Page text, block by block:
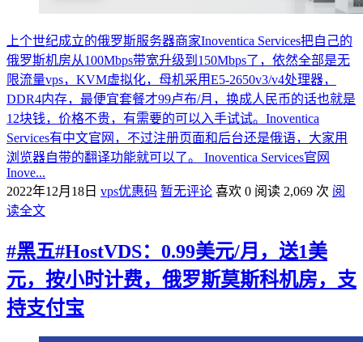
上个世纪成立的俄罗斯服务器商家Inoventica Services把自己的
俄罗斯机房从100Mbps带宽升级到150Mbps了，依然全部是无
限流量vps，KVM虚拟化，母机采用E5-2650v3/v4处理器，
DDR4内存，最便宜套餐才99卢布/月，换成人民币的话也就是
12块钱，价格不贵，有需要的可以入手试试。Inoventica
Services有中文官网，不过注册页面和后台还是俄语，大家用
浏览器自带的翻译功能就可以了。 Inoventica Services官网
Inove...
2022年12月18日 vps优惠码 暂无评论 喜欢 0 阅读 2,069 次 阅
读全文
#黑五#HostVDS：0.99美元/月，送1美
元，按小时计费，俄罗斯莫斯科机房，支
持支付宝